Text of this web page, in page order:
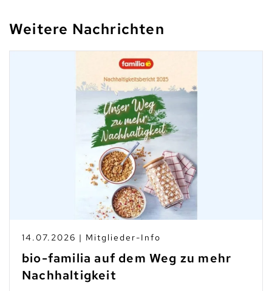
Weitere Nachrichten
14.07.2026 | Mitglieder-Info
bio-familia auf dem Weg zu mehr
Nachhaltigkeit